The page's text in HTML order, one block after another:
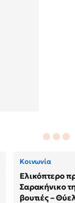
Κοινωνία
Ελικόπτερο
Σαρακήνικο
βουτιές –